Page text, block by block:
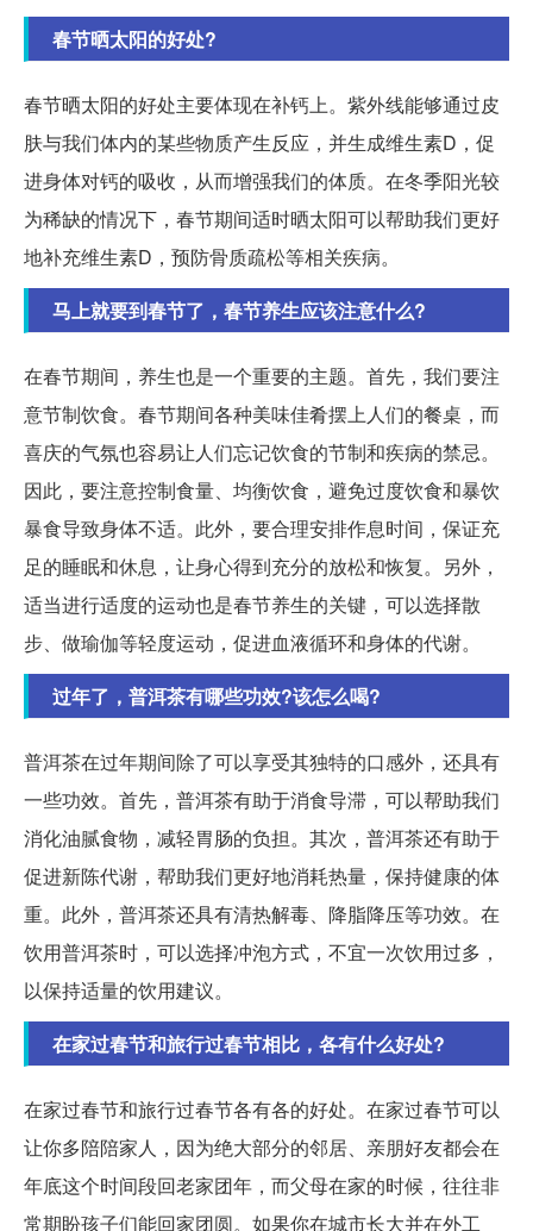
春节晒太阳的好处?
春节晒太阳的好处主要体现在补钙上。紫外线能够通过皮
肤与我们体内的某些物质产生反应，并生成维生素D，促
进身体对钙的吸收，从而增强我们的体质。在冬季阳光较
为稀缺的情况下，春节期间适时晒太阳可以帮助我们更好
地补充维生素D，预防骨质疏松等相关疾病。
马上就要到春节了，春节养生应该注意什么?
在春节期间，养生也是一个重要的主题。首先，我们要注
意节制饮食。春节期间各种美味佳肴摆上人们的餐桌，而
喜庆的气氛也容易让人们忘记饮食的节制和疾病的禁忌。
因此，要注意控制食量、均衡饮食，避免过度饮食和暴饮
暴食导致身体不适。此外，要合理安排作息时间，保证充
足的睡眠和休息，让身心得到充分的放松和恢复。另外，
适当进行适度的运动也是春节养生的关键，可以选择散
步、做瑜伽等轻度运动，促进血液循环和身体的代谢。
过年了，普洱茶有哪些功效?该怎么喝?
普洱茶在过年期间除了可以享受其独特的口感外，还具有
一些功效。首先，普洱茶有助于消食导滞，可以帮助我们
消化油腻食物，减轻胃肠的负担。其次，普洱茶还有助于
促进新陈代谢，帮助我们更好地消耗热量，保持健康的体
重。此外，普洱茶还具有清热解毒、降脂降压等功效。在
饮用普洱茶时，可以选择冲泡方式，不宜一次饮用过多，
以保持适量的饮用建议。
在家过春节和旅行过春节相比，各有什么好处?
在家过春节和旅行过春节各有各的好处。在家过春节可以
让你多陪陪家人，因为绝大部分的邻居、亲朋好友都会在
年底这个时间段回老家团年，而父母在家的时候，往往非
常期盼孩子们能回家团圆。如果你在城市长大并在外工